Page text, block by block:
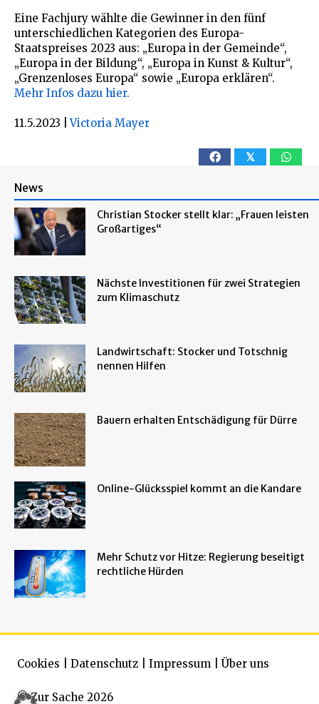
Eine Fachjury wählte die Gewinner in den fünf
unterschiedlichen Kategorien des Europa-
Staatspreises 2023 aus: „Europa in der Gemeinde“,
„Europa in der Bildung“, „Europa in Kunst & Kultur“,
„Grenzenloses Europa“ sowie „Europa erklären“.
Mehr Infos dazu hier.
11.5.2023 Victoria Mayer
𝕏
News
Christian Stocker stellt klar: „Frauen leisten
Großartiges“
Nächste Investitionen für zwei Strategien
zum Klimaschutz
Landwirtschaft: Stocker und Totschnig
nennen Hilfen
Bauern erhalten Entschädigung für Dürre
Online-Glücksspiel kommt an die Kandare
Mehr Schutz vor Hitze: Regierung beseitigt
rechtliche Hürden
© Zur Sache 2026
Cookies Datenschutz Impressum Über uns